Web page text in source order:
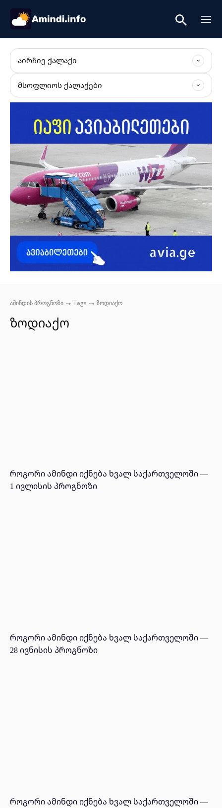
ᲐᲘᲠᲩᲘᲔ ᲥᲐᲚᲐᲥᲘ
ᲛᲡᲝᲤᲚᲘᲝᲡ ᲥᲐᲚᲐᲥᲔᲑᲘ
ამინდის პროგნოზი Tags ზოდიაქო
ზოდიაქო
როგორი ამინდი იქნება ხვალ საქართველოში —
1 ივლისის პროგნოზი
როგორი ამინდი იქნება ხვალ საქართველოში —
28 ივნისის პროგნოზი
როგორი ამინდი იქნება ხვალ საქართველოში —